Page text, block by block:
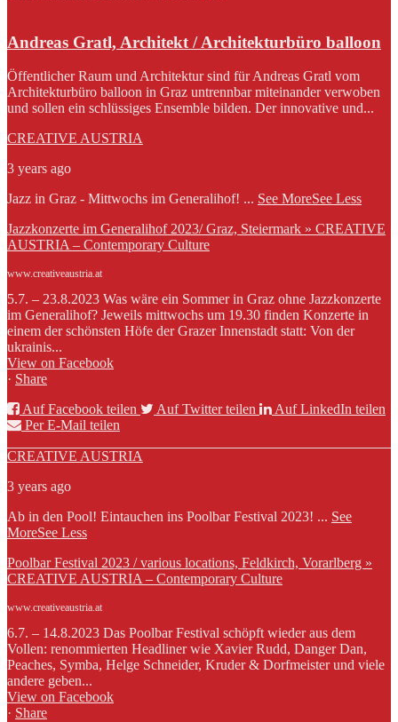
Andreas Gratl, Architekt / Architekturbüro balloon
Öffentlicher Raum und Architektur sind für Andreas Gratl vom
Architekturbüro balloon in Graz untrennbar miteinander verwoben
und sollen ein schlüssiges Ensemble bilden. Der innovative und...
CREATIVE AUSTRIA
3 years ago
Jazz in Graz - Mittwochs im Generalihof! ... See MoreSee Less
Jazzkonzerte im Generalihof 2023/ Graz, Steiermark » CREATIVE
AUSTRIA – Contemporary Culture
www.creativeaustria.at
5.7. – 23.8.2023 Was wäre ein Sommer in Graz ohne Jazzkonzerte
im Generalihof? Jeweils mittwochs um 19.30 finden Konzerte in
einem der schönsten Höfe der Grazer Innenstadt statt: Von der
ukrainis...
View on Facebook
· Share
Auf Facebook teilen
Auf Twitter teilen
Auf LinkedIn teilen
Per E-Mail teilen
CREATIVE AUSTRIA
3 years ago
Ab in den Pool! Eintauchen ins Poolbar Festival 2023! ... See
MoreSee Less
Poolbar Festival 2023 / various locations, Feldkirch, Vorarlberg »
CREATIVE AUSTRIA – Contemporary Culture
www.creativeaustria.at
6.7. – 14.8.2023 Das Poolbar Festival schöpft wieder aus dem
Vollen: renommierten Headliner wie Xavier Rudd, Danger Dan,
Peaches, Symba, Helge Schneider, Kruder & Dorfmeister und viele
andere geben...
View on Facebook
· Share